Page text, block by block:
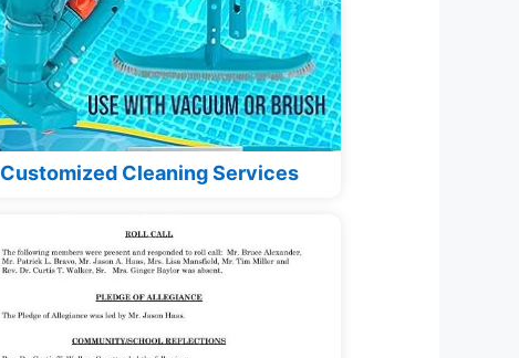
Customized Cleaning Services